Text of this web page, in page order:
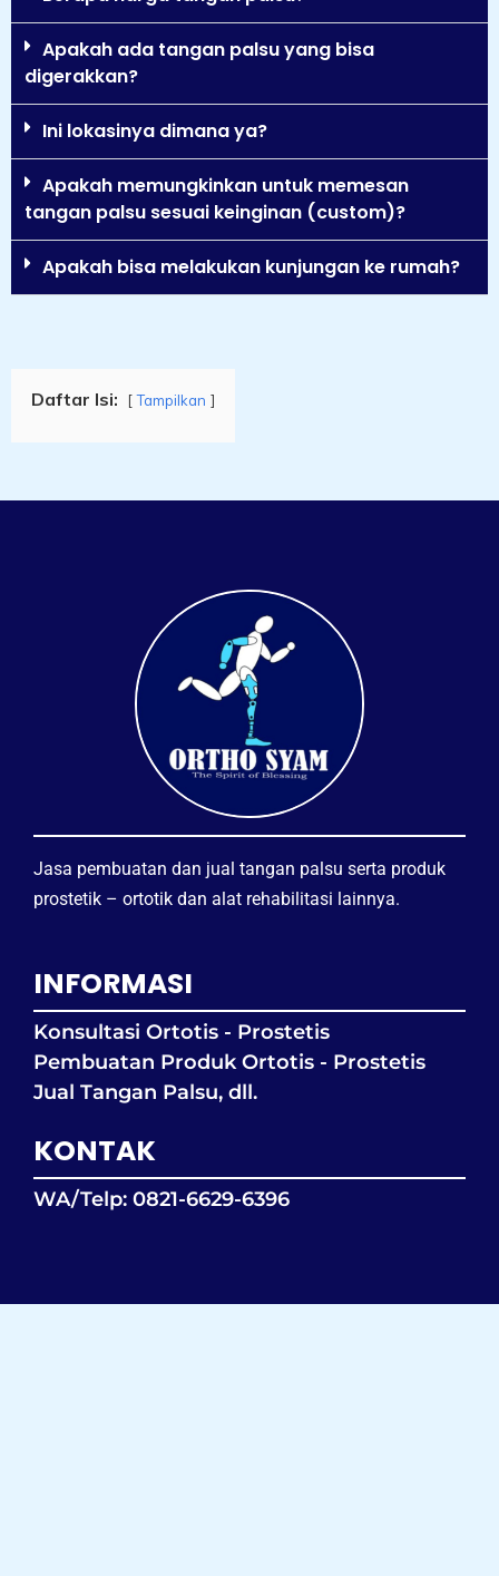
Apakah ada tangan palsu yang bisa
digerakkan?
Ini lokasinya dimana ya?
Apakah memungkinkan untuk memesan
tangan palsu sesuai keinginan (custom)?
Apakah bisa melakukan kunjungan ke rumah?
Daftar Isi: Tampilkan
Jasa pembuatan dan jual tangan palsu serta produk
prostetik – ortotik dan alat rehabilitasi lainnya.
INFORMASI
Konsultasi Ortotis - Prostetis
Pembuatan Produk Ortotis - Prostetis
Jual Tangan Palsu, dll.
KONTAK
WA/Telp: 0821-6629-6396